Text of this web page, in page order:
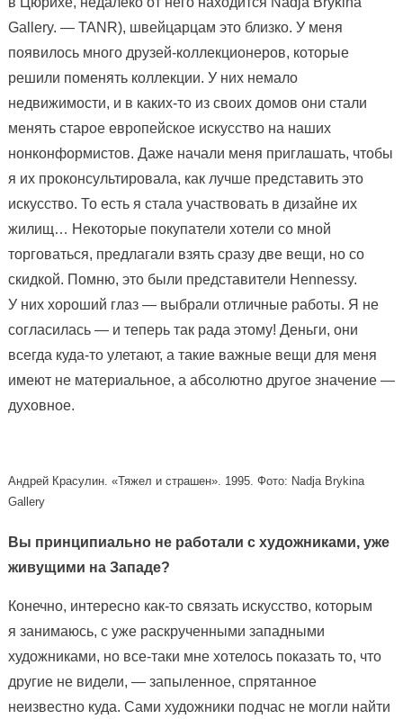
Gallery. — TANR), швейцарцам это близко. У меня
появилось много друзей-коллекционеров, которые
решили поменять коллекции. У них немало
недвижимости, и в каких-то из своих домов они стали
менять старое европейское искусство на наших
нонконформистов. Даже начали меня приглашать, чтобы
я их проконсультировала, как лучше представить это
искусство. То есть я стала участвовать в дизайне их
жилищ… Некоторые покупатели хотели со мной
торговаться, предлагали взять сразу две вещи, но со
скидкой. Помню, это были представители Hennessy.
У них хороший глаз — выбрали отличные работы. Я не
согласилась — и теперь так рада этому! Деньги, они
всегда куда-то улетают, а такие важные вещи для меня
имеют не материальное, а абсолютно другое значение —
духовное.
Андрей Красулин. «Тяжел и страшен». 1995. Фото: Nadja Brykina
Gallery
Вы принципиально не работали с художниками, уже
живущими на Западе?
Конечно, интересно как-то связать искусство, которым
я занимаюсь, с уже раскрученными западными
художниками, но все-таки мне хотелось показать то, что
другие не видели, — запыленное, спрятанное
неизвестно куда. Сами художники подчас не могли найти